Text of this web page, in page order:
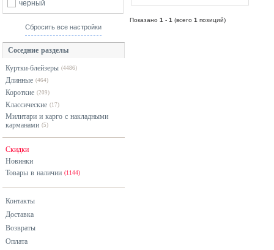
черный
Сбросить все настройки
Соседние разделы
Куртки-блейзеры (4486)
Длинные (464)
Короткие (209)
Классические (17)
Милитари и карго с накладными
карманами (5)
Скидки
Новинки
Товары в наличии (1144)
Контакты
Доставка
Возвраты
Оплата
Показано 1 - 1 (всего 1 позиций)